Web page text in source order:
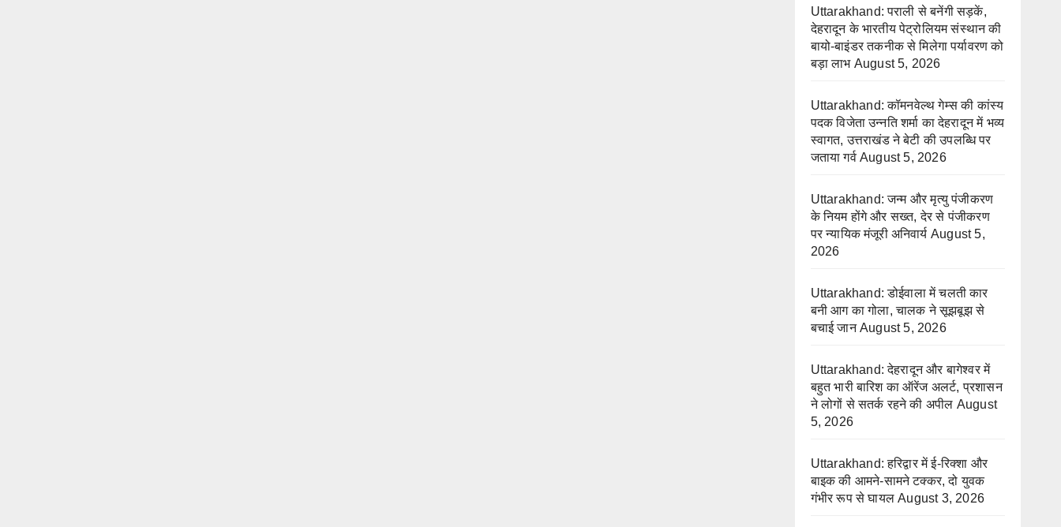
Uttarakhand: पराली से बनेंगी सड़कें,
देहरादून के भारतीय पेट्रोलियम संस्थान की
बायो-बाइंडर तकनीक से मिलेगा पर्यावरण को
बड़ा लाभ August 5, 2026
Uttarakhand: कॉमनवेल्थ गेम्स की कांस्य
पदक विजेता उन्नति शर्मा का देहरादून में भव्य
स्वागत, उत्तराखंड ने बेटी की उपलब्धि पर
जताया गर्व August 5, 2026
Uttarakhand: जन्म और मृत्यु पंजीकरण
के नियम होंगे और सख्त, देर से पंजीकरण
पर न्यायिक मंजूरी अनिवार्य August 5,
2026
Uttarakhand: डोईवाला में चलती कार
बनी आग का गोला, चालक ने सूझबूझ से
बचाई जान August 5, 2026
Uttarakhand: देहरादून और बागेश्वर में
बहुत भारी बारिश का ऑरेंज अलर्ट, प्रशासन
ने लोगों से सतर्क रहने की अपील August
5, 2026
Uttarakhand: हरिद्वार में ई-रिक्शा और
बाइक की आमने-सामने टक्कर, दो युवक
गंभीर रूप से घायल August 3, 2026